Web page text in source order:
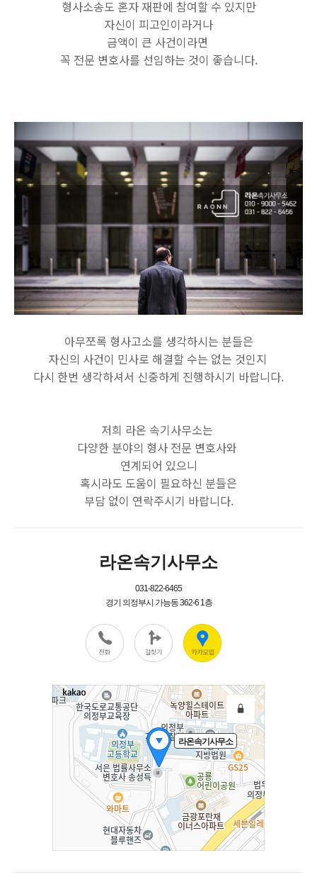
형사소송도 혼자 재판에 참여할 수 있지만
자신이 피고인이라거나
금액이 큰 사건이라면
꼭 전문 변호사를 선임하는 것이 좋습니다.
아무쪼록 형사고소를 생각하시는 분들은
자신의 사건이 민사로 해결할 수는 없는 것인지
다시 한번 생각하셔서 신중하게 진행하시기 바랍니다.
저희 라온 속기사무소는
다양한 분야의 형사 전문 변호사와
연계되어 있으니
혹시라도 도움이 필요하신 분들은
부담 없이 연락주시기 바랍니다.